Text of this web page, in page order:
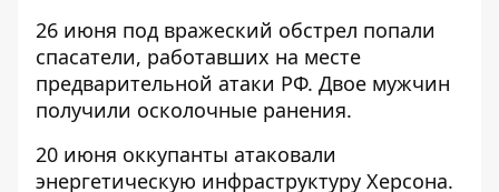
26 июня под вражеский обстрел попали
спасатели, работавших на месте
предварительной атаки РФ. Двое мужчин
получили осколочные ранения.
20 июня оккупанты атаковали
энергетическую инфраструктуру Херсона.